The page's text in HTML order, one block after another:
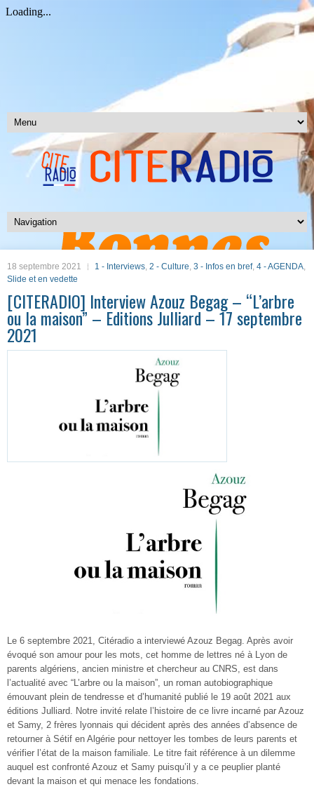
18 septembre 2021 1 - Interviews, 2 - Culture, 3 - Infos en bref, 4 - AGENDA,
Slide et en vedette
[CITERADIO] Interview Azouz Begag – “L’arbre
ou la maison” – Editions Julliard – 17 septembre
2021
Le 6 septembre 2021, Citéradio a interviewé Azouz Begag. Après avoir
évoqué son amour pour les mots, cet homme de lettres né à Lyon de
parents algériens, ancien ministre et chercheur au CNRS, est dans
l’actualité avec “L’arbre ou la maison”, un roman autobiographique
émouvant plein de tendresse et d’humanité publié le 19 août 2021 aux
éditions Julliard. Notre invité relate l’histoire de ce livre incarné par Azouz
et Samy, 2 frères lyonnais qui décident après des années d’absence de
retourner à Sétif en Algérie pour nettoyer les tombes de leurs parents et
vérifier l’état de la maison familiale. Le titre fait référence à un dilemme
auquel est confronté Azouz et Samy puisqu’il y a ce peuplier planté
devant la maison et qui menace les fondations.